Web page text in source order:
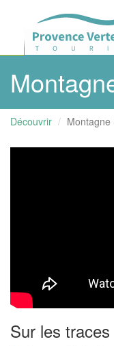
Découvrir Montagne
Sur les